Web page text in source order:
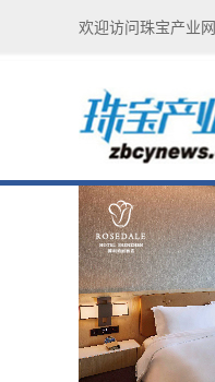
欢迎访问珠宝产业网